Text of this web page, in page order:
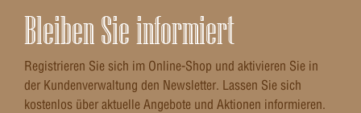
Bleiben Sie informiert
Registrieren Sie sich im Online-Shop und aktivieren Sie in
der Kundenverwaltung den Newsletter. Lassen Sie sich
kostenlos über aktuelle Angebote und Aktionen informieren.